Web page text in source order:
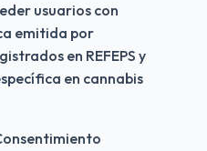
usuarios con
emitida por
en REFEPS y
en cannabis